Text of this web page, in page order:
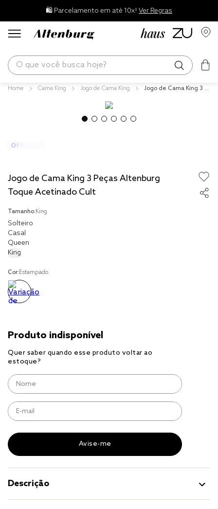
🛍️ Parcelamento em até 10x! Ver Regras
O que você busca hoje?
Cama King Jogo de Cama King
Jogo de Cama King 3 P
Jogo de Cama King 3 Peças Altenburg
Toque Acetinado Cult
Tamanho: King
Solteiro
Casal
Queen
King
Cor: Estampado
Descrição
fronha
jogos cama
cobre leito
cobertor
jogo cama casal